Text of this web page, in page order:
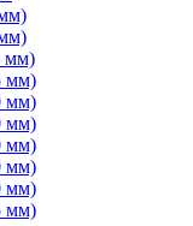
мм)
мм)
мм)
мм)
мм)
мм)
мм)
мм)